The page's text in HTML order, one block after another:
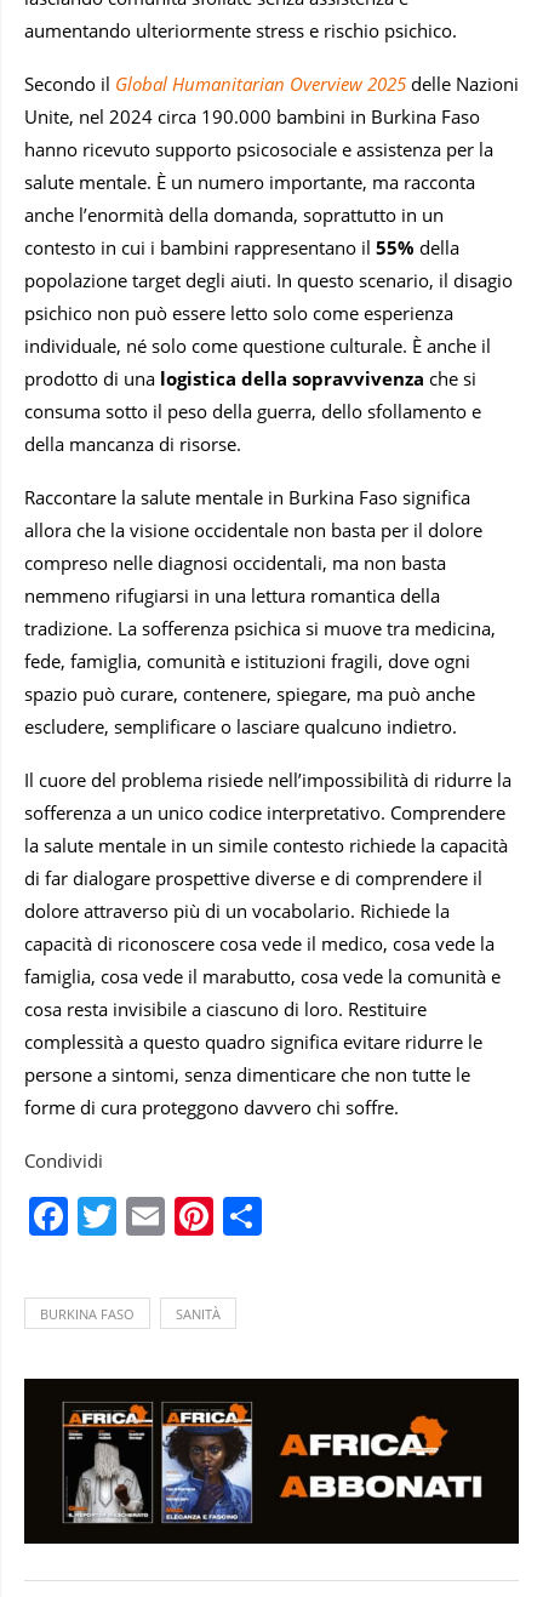
aumentando ulteriormente stress e rischio psichico.
Secondo il Global Humanitarian Overview 2025 delle Nazioni
Unite, nel 2024 circa 190.000 bambini in Burkina Faso
hanno ricevuto supporto psicosociale e assistenza per la
salute mentale. È un numero importante, ma racconta
anche l’enormità della domanda, soprattutto in un
contesto in cui i bambini rappresentano il 55% della
popolazione target degli aiuti. In questo scenario, il disagio
psichico non può essere letto solo come esperienza
individuale, né solo come questione culturale. È anche il
prodotto di una logistica della sopravvivenza che si
consuma sotto il peso della guerra, dello sfollamento e
della mancanza di risorse.
Raccontare la salute mentale in Burkina Faso significa
allora che la visione occidentale non basta per il dolore
compreso nelle diagnosi occidentali, ma non basta
nemmeno rifugiarsi in una lettura romantica della
tradizione. La sofferenza psichica si muove tra medicina,
fede, famiglia, comunità e istituzioni fragili, dove ogni
spazio può curare, contenere, spiegare, ma può anche
escludere, semplificare o lasciare qualcuno indietro.
Il cuore del problema risiede nell’impossibilità di ridurre la
sofferenza a un unico codice interpretativo. Comprendere
la salute mentale in un simile contesto richiede la capacità
di far dialogare prospettive diverse e di comprendere il
dolore attraverso più di un vocabolario. Richiede la
capacità di riconoscere cosa vede il medico, cosa vede la
famiglia, cosa vede il marabutto, cosa vede la comunità e
cosa resta invisibile a ciascuno di loro. Restituire
complessità a questo quadro significa evitare ridurre le
persone a sintomi, senza dimenticare che non tutte le
forme di cura proteggono davvero chi soffre.
Condividi
Facebook
Twitter
EmailPinterest
BURKINA FASO SANITÀ